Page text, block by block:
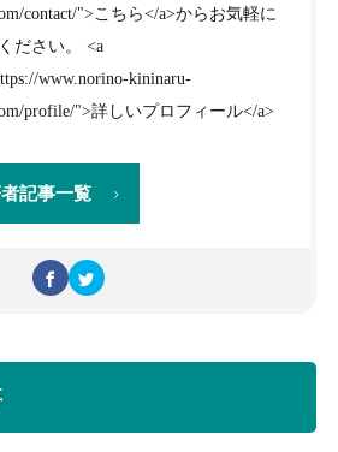
contact/">こちら</a>からお気軽に
ださい。 <a
www.norino-kininaru-
profile/">詳しいプロフィール</a>
記事一覧